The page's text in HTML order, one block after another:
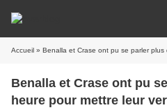
Accueil » Benalla et Crase ont pu se parler plus d’une heure
Benalla et Crase ont pu
heure pour mettre leur